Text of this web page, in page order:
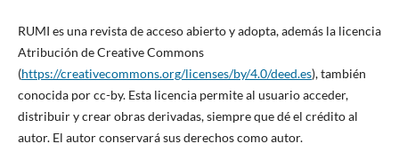
RUMI es una revista de acceso abierto y adopta, además la licencia
Atribución de Creative Commons
(https://creativecommons.org/licenses/by/4.0/deed.es), también
conocida por cc-by. Esta licencia permite al usuario acceder,
distribuir y crear obras derivadas, siempre que dé el crédito al
autor. El autor conservará sus derechos como autor.